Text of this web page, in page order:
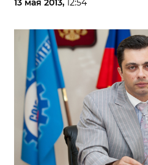
13 мая 2013, 12:54